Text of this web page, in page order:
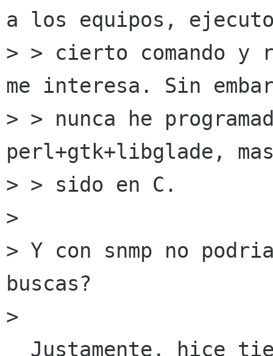
a los equipos,
> > cierto comando y
me interesa. Sin
> > nunca he
perl+gtk+libglade,
> > sido en C.
>
> Y con snmp no
buscas?
>